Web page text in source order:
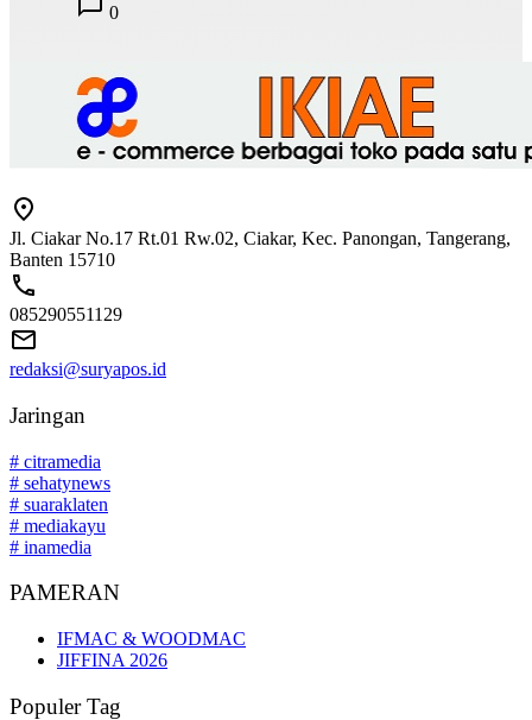
0
Jl. Ciakar No.17 Rt.01 Rw.02, Ciakar, Kec. Panongan, Tangerang,
Banten 15710
085290551129
redaksi@suryapos.id
Jaringan
# citramedia
# sehatynews
# suaraklaten
# mediakayu
# inamedia
PAMERAN
IFMAC & WOODMAC
JIFFINA 2026
Populer Tag